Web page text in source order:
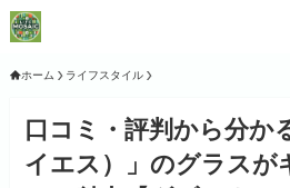
ホーム ライフスタイル
口コミ・評判から分か
イエス）」のグラスが